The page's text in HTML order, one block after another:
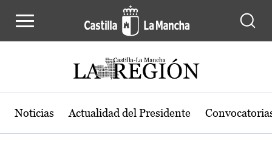
Noticias Actualidad del Presidente